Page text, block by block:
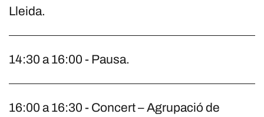
Lleida.
14:30 a 16:00 - Pausa.
16:00 a 16:30 - Concert – Agrupació de